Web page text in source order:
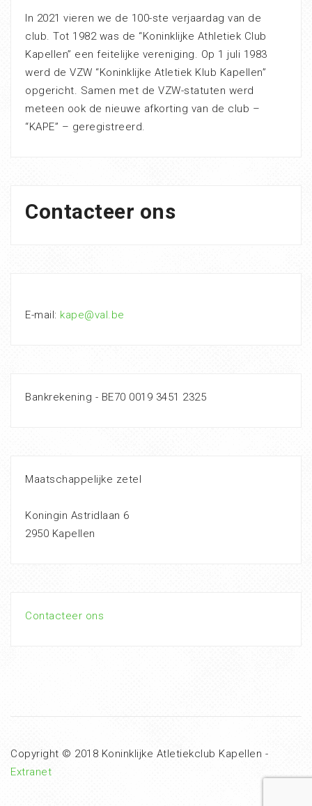
In 2021 vieren we de 100-ste verjaardag van de
club. Tot 1982 was de “Koninklijke Athletiek Club
Kapellen” een feitelijke vereniging. Op 1 juli 1983
werd de VZW “Koninklijke Atletiek Klub Kapellen”
opgericht. Samen met de VZW-statuten werd
meteen ook de nieuwe afkorting van de club –
“KAPE” – geregistreerd.
Contacteer ons
E-mail: kape@val.be
Bankrekening - BE70 0019 3451 2325
Maatschappelijke zetel
Koningin Astridlaan 6
2950 Kapellen
Contacteer ons
Copyright © 2018 Koninklijke Atletiekclub Kapellen -
Extranet